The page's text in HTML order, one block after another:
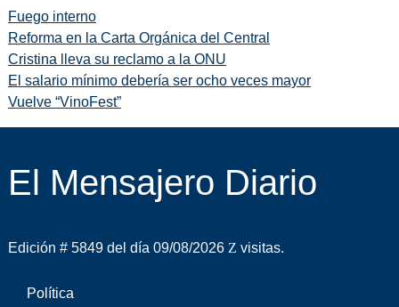
Fuego interno
Reforma en la Carta Orgánica del Central
Cristina lleva su reclamo a la ONU
El salario mínimo debería ser ocho veces mayor
Vuelve “VinoFest”
El Mensajero Diario
Edición # 5849 del día 09/08/2026 visitas.
Política